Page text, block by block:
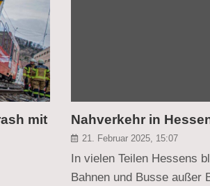
mit
Nahverkehr in
21. Februar 2025, 15:07
In vielen Teilen Hessens
Bahnen und Busse außer